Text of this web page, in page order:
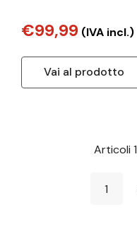
€99,99 (IVA incl.)
Vai al prodotto
Articoli 1
1